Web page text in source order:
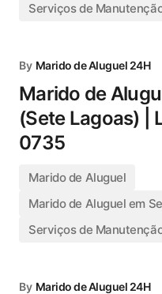
Serviços de
By Marido de Aluguel 24H
Marido de
(Sete Lagoas) |
0735
Marido de Aluguel
Marido de Aluguel em
Serviços de
By Marido de Aluguel 24H